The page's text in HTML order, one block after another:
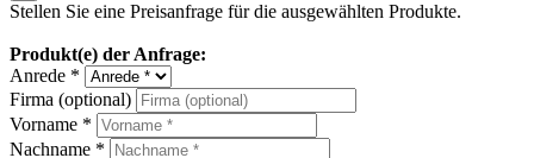
Stellen Sie eine Preisanfrage für die ausgewählten Produkte.
Produkt(e) der Anfrage:
Anrede *
Firma (optional)
Vorname *
Nachname *